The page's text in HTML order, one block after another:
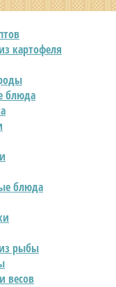
картофеля
блюда
блюда
рыбы
весов